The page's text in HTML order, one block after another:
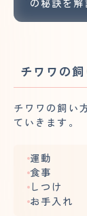
の秘訣を解
チワワの飼
チワワの飼い
ていきます。
運動
食事
しつけ
お手入れ